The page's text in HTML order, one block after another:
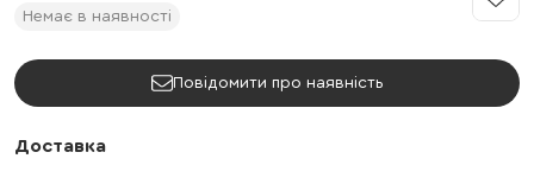
Немає в наявності
Повідомити про наявність
Доставка